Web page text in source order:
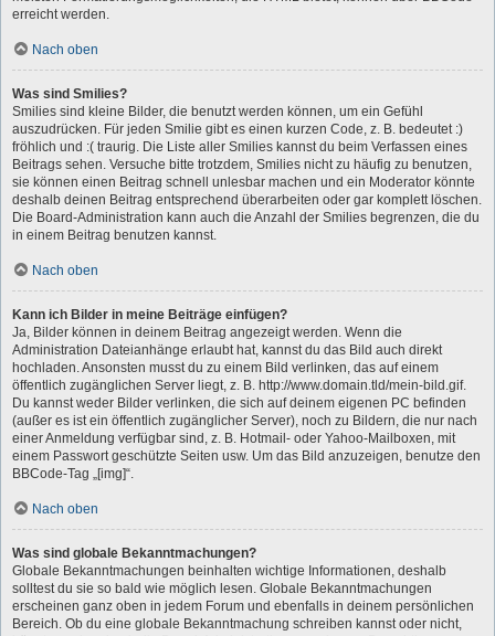
erreicht werden.
Nach oben
Was sind Smilies?
Smilies sind kleine Bilder, die benutzt werden können, um ein Gefühl
auszudrücken. Für jeden Smilie gibt es einen kurzen Code, z. B. bedeutet :)
fröhlich und :( traurig. Die Liste aller Smilies kannst du beim Verfassen eines
Beitrags sehen. Versuche bitte trotzdem, Smilies nicht zu häufig zu benutzen,
sie können einen Beitrag schnell unlesbar machen und ein Moderator könnte
deshalb deinen Beitrag entsprechend überarbeiten oder gar komplett löschen.
Die Board-Administration kann auch die Anzahl der Smilies begrenzen, die du
in einem Beitrag benutzen kannst.
Nach oben
Kann ich Bilder in meine Beiträge einfügen?
Ja, Bilder können in deinem Beitrag angezeigt werden. Wenn die
Administration Dateianhänge erlaubt hat, kannst du das Bild auch direkt
hochladen. Ansonsten musst du zu einem Bild verlinken, das auf einem
öffentlich zugänglichen Server liegt, z. B. http://www.domain.tld/mein-bild.gif.
Du kannst weder Bilder verlinken, die sich auf deinem eigenen PC befinden
(außer es ist ein öffentlich zugänglicher Server), noch zu Bildern, die nur nach
einer Anmeldung verfügbar sind, z. B. Hotmail- oder Yahoo-Mailboxen, mit
einem Passwort geschützte Seiten usw. Um das Bild anzuzeigen, benutze den
BBCode-Tag „[img]“.
Nach oben
Was sind globale Bekanntmachungen?
Globale Bekanntmachungen beinhalten wichtige Informationen, deshalb
solltest du sie so bald wie möglich lesen. Globale Bekanntmachungen
erscheinen ganz oben in jedem Forum und ebenfalls in deinem persönlichen
Bereich. Ob du eine globale Bekanntmachung schreiben kannst oder nicht,